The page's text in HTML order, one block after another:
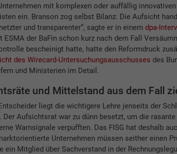
mit komplexen oder auffällig
ein. Branson zog selbst Bilanz: Die Aufsicht
und transparenter“, sagte er in einem dpa-
der BaFin schon kurz nach dem Fall
bescheinigt hatte, hatte den Reformdruck
des Wirecard-Untersuchungsausschusses des
und Ministerien im Detail.
und Mittelstand aus dem Fall
liegt die wichtigere Lehre jenseits der
Der Aufsichtsrat war zu dünn besetzt, um die
Warnsignale verpufften. Das FISG hat deshalb
Unternehmen müssen seither einen
ein Mitglied über Sachverstand in der